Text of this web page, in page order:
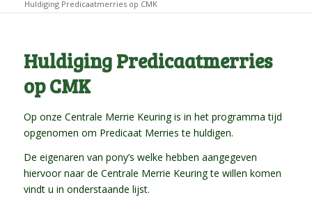
Huldiging Predicaatmerries op CMK
Huldiging Predicaatmerries
op CMK
Op onze Centrale Merrie Keuring is in het programma tijd
opgenomen om Predicaat Merries te huldigen.
De eigenaren van pony’s welke hebben aangegeven
hiervoor naar de Centrale Merrie Keuring te willen komen
vindt u in onderstaande lijst.